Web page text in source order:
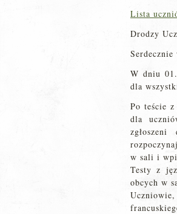
Lista
Drodzy
W dniu
dla
Po teście
dla
w sali i
Testy z
obcych w